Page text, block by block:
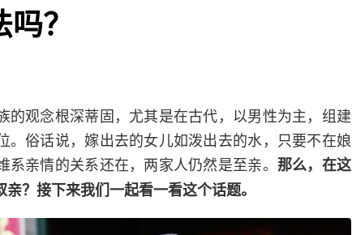
？
的观念根深蒂固，尤其是在古代，以男性为主，组建
。俗话说，嫁出去的女儿如泼出去的水，只要不在娘
亲情的关系还在，两家人仍然是至亲。 那么，在这
？接下来我们一起看一看这个话题。